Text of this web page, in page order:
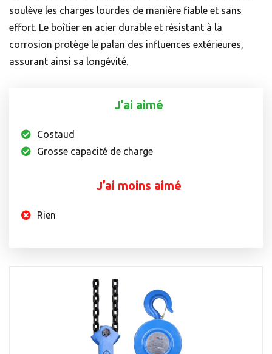
soulève les charges lourdes de manière fiable et sans
effort. Le boîtier en acier durable et résistant à la
corrosion protège le palan des influences extérieures,
assurant ainsi sa longévité.
J’ai aimé
Costaud
Grosse capacité de charge
J’ai moins aimé
Rien